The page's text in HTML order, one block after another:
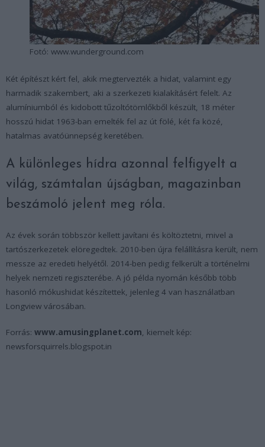
Fotó: www.wunderground.com
Két építészt kért fel, akik megtervezték a hidat, valamint egy
harmadik szakembert, aki a szerkezeti kialakításért felelt. Az
alumíniumból és kidobott tűzoltótömlőkből készült, 18 méter
hosszú hidat 1963-ban emelték fel az út fölé, két fa közé,
hatalmas avatóünnepség keretében.
A különleges hídra azonnal felfigyelt a
világ, számtalan újságban, magazinban
beszámoló jelent meg róla.
Az évek során többször kellett javítani és költöztetni, mivel a
tartószerkezetek elöregedtek. 2010-ben újra felállításra került, nem
messze az eredeti helyétől. 2014-ben pedig felkerült a történelmi
helyek nemzeti regiszterébe. A jó példa nyomán később több
hasonló mókushidat készítettek, jelenleg 4 van használatban
Longview városában.
Forrás: www.amusingplanet.com, kiemelt kép:
newsforsquirrels.blogspot.in